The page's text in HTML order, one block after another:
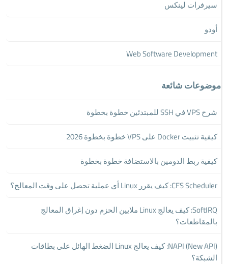
سيرفرات لينكس
أودو
Web Software Development
موضوعات شائعة
شرح VPS في SSH للمبتدئين خطوة بخطوة
كيفية تثبيت Docker على VPS خطوة بخطوة 2026
كيفية ربط الدومين بالاستضافة خطوة بخطوة
CFS Scheduler: كيف يقرر Linux أي عملية تحصل على وقت المعالج؟
SoftIRQ: كيف يعالج Linux ملايين الحزم دون إغراق المعالج
بالمقاطعات؟
NAPI (New API): كيف يعالج Linux الضغط الهائل على بطاقات
الشبكة؟